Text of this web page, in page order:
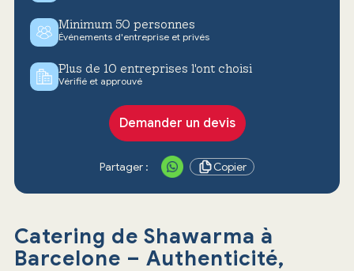
Catering de Shawarma à
Barcelone – Authenticité,
Minimum 50 personnes
Événements d'entreprise et privés
Plus de 10 entreprises l'ont choisi
Vérifié et approuvé
Demander un devis
Partager : Copier